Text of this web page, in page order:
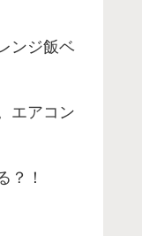
ンジ飯ベ
エアコン
？！